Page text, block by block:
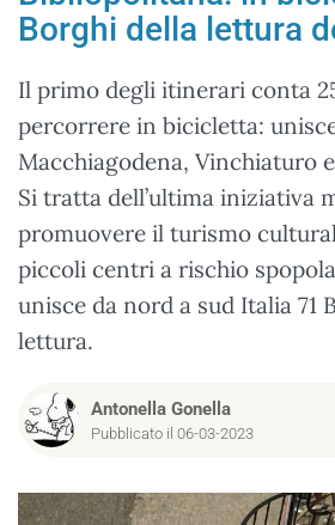
Borghi della lettura
Il primo degli itinerari conta
percorrere in bicicletta:
Macchiagodena, Vinchiaturo e
Si tratta dell’ultima iniziativa
promuovere il turismo
piccoli centri a rischio
unisce da nord a sud Italia 71
lettura.
Antonella Gonella
Pubblicato il 06-03-2023